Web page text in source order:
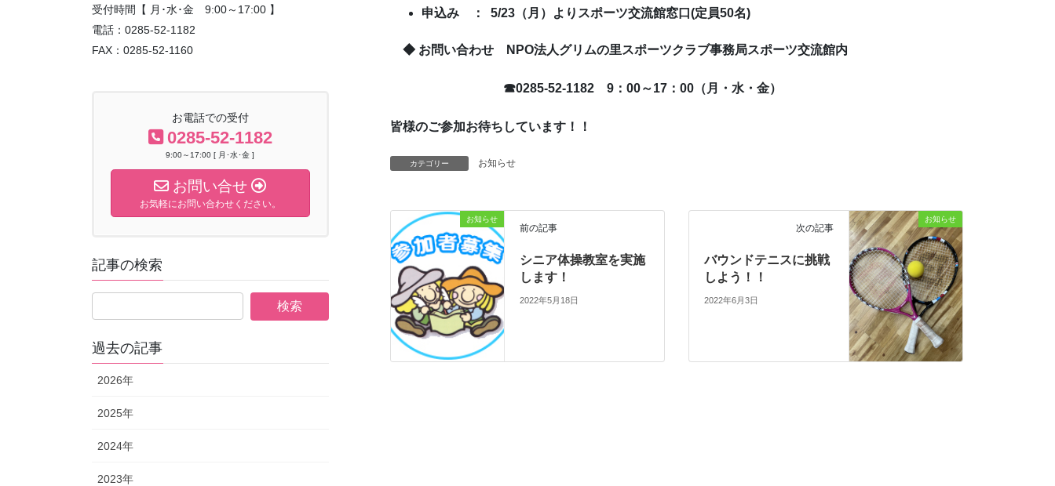
申込み ： 5/23（月）よりスポーツ交流館窓口(定員50名)
◆ お問い合わせ NPO法人グリムの里スポーツクラブ事務局スポーツ交流館内
☎0285-52-1182 9：00～17：00（月・水・金）
皆様のご参加お待ちしています！！
カテゴリー お知らせ
お知らせ
前の記事
シニア体操教室を実施
します！
2022年5月18日
お知らせ
次の記事
バウンドテニスに挑戦
しよう！！
2022年6月3日
受付時間【 月･水･金 9:00～17:00 】
電話：0285-52-1182
FAX：0285-52-1160
お電話での受付
0285-52-1182
9:00～17:00 [ 月･水･金 ]
お問い合せ
お気軽にお問い合わせください。
記事の検索
過去の記事
2026年
2025年
2024年
2023年